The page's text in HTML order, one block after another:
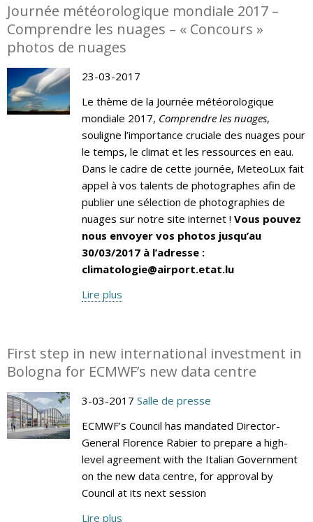
Journée météorologique mondiale 2017 –
Comprendre les nuages – « Concours »
photos de nuages
23-03-2017
Le thème de la Journée météorologique
mondiale 2017, Comprendre les nuages,
souligne l’importance cruciale des nuages pour
le temps, le climat et les ressources en eau.
Dans le cadre de cette journée, MeteoLux fait
appel à vos talents de photographes afin de
publier une sélection de photographies de
nuages sur notre site internet ! Vous pouvez
nous envoyer vos photos jusqu’au
30/03/2017 à l’adresse :
climatologie@airport.etat.lu
Lire plus
First step in new international investment in
Bologna for ECMWF’s new data centre
3-03-2017 Salle de presse
ECMWF’s Council has mandated Director-
General Florence Rabier to prepare a high-
level agreement with the Italian Government
on the new data centre, for approval by
Council at its next session
Lire plus